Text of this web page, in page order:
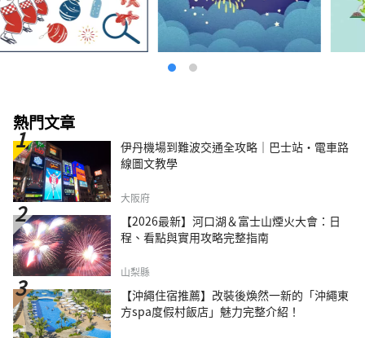
熱門文章
伊丹機場到難波交通全攻略｜巴士站・電車路
線圖文教學
大阪府
【2026最新】河口湖＆富士山煙火大會：日
程、看點與實用攻略完整指南
山梨縣
【沖繩住宿推薦】改裝後煥然一新的「沖繩東
方spa度假村飯店」魅力完整介紹！